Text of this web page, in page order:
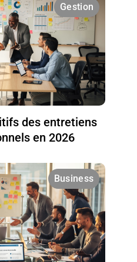
Gestion
des entretiens
en 2026
Business